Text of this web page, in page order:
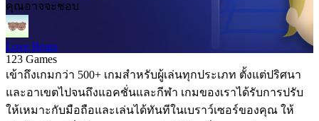
คุณอาจจะชอบ
Love Bears
123 Games
เข้าถึงเกมกว่า 500+ เกมสำหรับผู้เล่นทุกประเภท ตั้งแต่ปริศนา
และอาเขตไปจนถึงแอคชั่นและกีฬา เกมของเราได้รับการปรับ
ให้เหมาะกับมือถือและเล่นได้ทันทีในเบราว์เซอร์ของคุณ ให้